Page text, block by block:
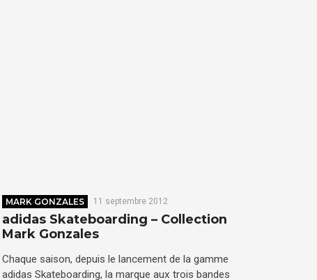
MARK GONZALES 11 septembre 2012
adidas Skateboarding – Collection
Mark Gonzales
Chaque saison, depuis le lancement de la gamme
adidas Skateboarding, la marque aux trois bandes